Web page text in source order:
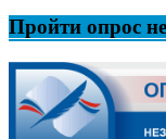
Пройти опрос